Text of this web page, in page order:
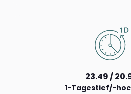
23.49 /
1-Tagestief/-